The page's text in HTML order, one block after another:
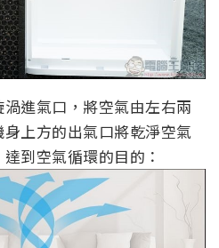
進氣口，將空氣由左右兩
上方的出氣口將乾淨空氣
到空氣循環的目的：